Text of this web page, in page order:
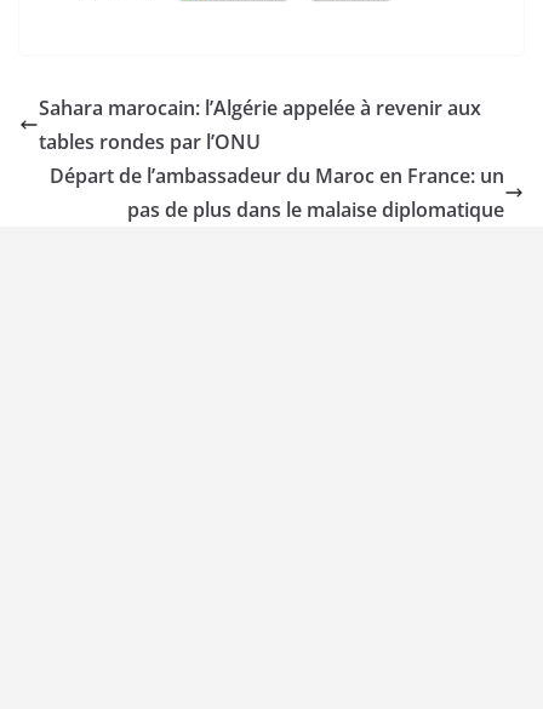
Sahara marocain: l’Algérie appelée à revenir aux
tables rondes par l’ONU
Départ de l’ambassadeur du Maroc en France: un
pas de plus dans le malaise diplomatique